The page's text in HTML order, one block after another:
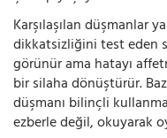
Karşılaşılan düşmanlar
dikkatsizliğini test eden
görünür ama hatayı
bir silaha dönüştürür.
düşmanı bilinçli
ezberle değil, okuyarak